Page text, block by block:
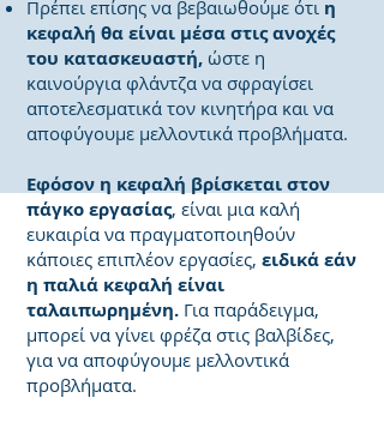
Πρέπει επίσης να βεβαιωθούμε ότι η
κεφαλή θα είναι μέσα στις ανοχές
του κατασκευαστή, ώστε η
καινούργια φλάντζα να σφραγίσει
αποτελεσματικά τον κινητήρα και να
αποφύγουμε μελλοντικά προβλήματα.
Εφόσον η κεφαλή βρίσκεται στον
πάγκο εργασίας, είναι μια καλή
ευκαιρία να πραγματοποιηθούν
κάποιες επιπλέον εργασίες, ειδικά εάν
η παλιά κεφαλή είναι
ταλαιπωρημένη. Για παράδειγμα,
μπορεί να γίνει φρέζα στις βαλβίδες,
για να αποφύγουμε μελλοντικά
προβλήματα.